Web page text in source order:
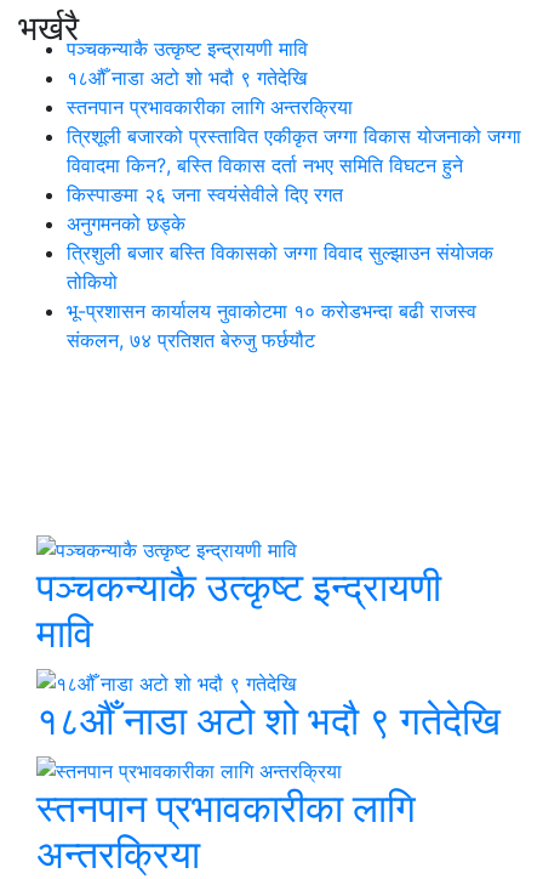
भर्खरैपञ्चकन्याकै उत्कृष्ट इन्द्रायणी मावि
१८औँ नाडा अटो शो भदौ ९ गतेदेखि
स्तनपान प्रभावकारीका लागि अन्तरक्रिया
त्रिशूली बजारको प्रस्तावित एकीकृत जग्गा विकास योजनाको जग्गा
विवादमा किन?, बस्ति विकास दर्ता नभए समिति विघटन हुने
किस्पाङमा २६ जना स्वयंसेवीले दिए रगत
अनुगमनको छड्के
त्रिशुली बजार बस्ति विकासको जग्गा विवाद सुल्झाउन संयोजक
तोकियो
भू-प्रशासन कार्यालय नुवाकोटमा १० करोडभन्दा बढी राजस्व
संकलन, ७४ प्रतिशत बेरुजु फर्छयौट
पञ्चकन्याकै उत्कृष्ट इन्द्रायणी
मावि
१८औँ नाडा अटो शो भदौ ९ गतेदेखि
स्तनपान प्रभावकारीका लागि
अन्तरक्रिया